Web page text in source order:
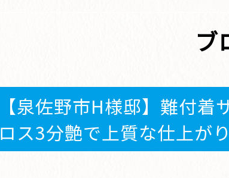
ブ
【泉佐野市H様邸】難付
ロス3分艶で上質な仕上がり